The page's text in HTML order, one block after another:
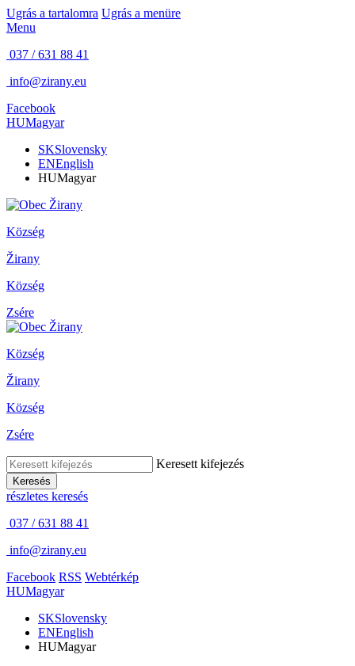
Ugrás a tartalomra Ugrás a menüre
Menu
037 / 631 88 41
info@zirany.eu
Facebook
HUMagyar
SKSlovensky
ENEnglish
HUMagyar
Község
Žirany
Község
Zsére
Község
Žirany
Község
Zsére
Keresett kifejezés
Keresés
részletes keresés
037 / 631 88 41
info@zirany.eu
Facebook RSS Webtérkép
HUMagyar
SKSlovensky
ENEnglish
HUMagyar